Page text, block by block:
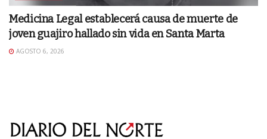
Medicina Legal establecerá causa de muerte de
joven guajiro hallado sin vida en Santa Marta
AGOSTO 6, 2026